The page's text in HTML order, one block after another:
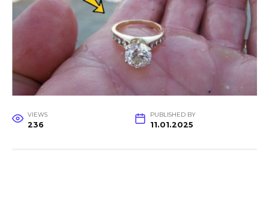
VIEWS
236
PUBLISHED BY
11.01.2025